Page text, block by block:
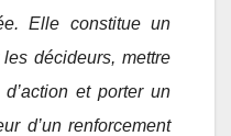
Elle constitue un
décideurs, mettre
et porter un
d’un renforcement